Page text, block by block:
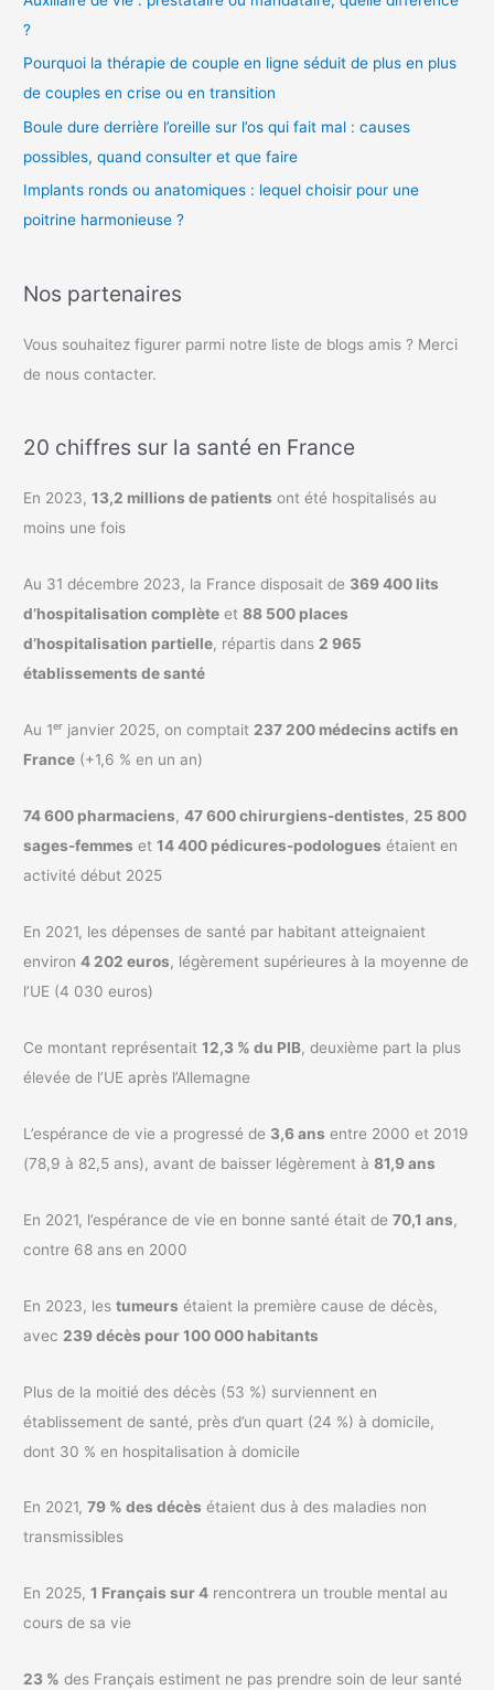
?
Pourquoi la thérapie de couple en ligne séduit de plus en plus
de couples en crise ou en transition
Boule dure derrière l’oreille sur l’os qui fait mal : causes
possibles, quand consulter et que faire
Implants ronds ou anatomiques : lequel choisir pour une
poitrine harmonieuse ?
Nos partenaires
Vous souhaitez figurer parmi notre liste de blogs amis ? Merci
de nous contacter.
20 chiffres sur la santé en France
En 2023,13,2 millions de patients ont été hospitalisés au
moins une fois
Au 31 décembre 2023, la France disposait de 369 400 lits
d’hospitalisation complète et88 500 places
d’hospitalisation partielle, répartis dans 2 965
établissements de santé
Au 1ᵉʳ janvier 2025, on comptait 237 200 médecins actifs en
France (+1,6 % en un an)
74 600 pharmaciens,47 600 chirurgiens-dentistes, 25 800
sages-femmes et14 400 pédicures-podologues étaient en
activité début 2025
En 2021, les dépenses de santé par habitant atteignaient
environ4 202 euros, légèrement supérieures à la moyenne de
l’UE (4 030 euros)
Ce montant représentait12,3 % du PIB, deuxième part la plus
élevée de l’UE après l’Allemagne
L’espérance de vie a progressé de 3,6 ans entre 2000 et 2019
(78,9 à 82,5 ans), avant de baisser légèrement à81,9 ans
En 2021, l’espérance de vie en bonne santé était de70,1 ans,
contre 68 ans en 2000
En 2023, lestumeurs étaient la première cause de décès,
avec 239 décès pour 100 000 habitants
Plus de la moitié des décès (53 %) surviennent en
établissement de santé, près d’un quart (24 %) à domicile,
dont 30 % en hospitalisation à domicile
En 2021,79 % des décès étaient dus à des maladies non
transmissibles
En 2025,1 Français sur 4 rencontrera un trouble mental au
cours de sa vie
23 % des Français estiment ne pas prendre soin de leur santé